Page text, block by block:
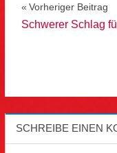
Vorheriger Beitrag
Schwerer Schlag
SCHREIBE EINEN